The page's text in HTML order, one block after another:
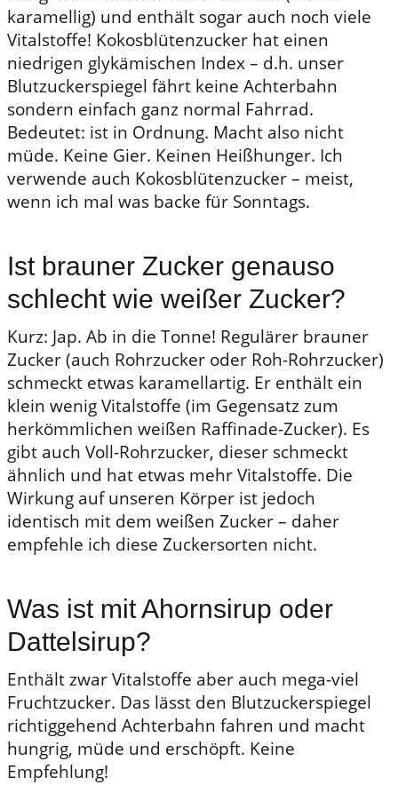
karamellig) und enthält sogar auch noch viele
Vitalstoffe! Kokosblütenzucker hat einen
niedrigen glykämischen Index – d.h. unser
Blutzuckerspiegel fährt keine Achterbahn
sondern einfach ganz normal Fahrrad.
Bedeutet: ist in Ordnung. Macht also nicht
müde. Keine Gier. Keinen Heißhunger. Ich
verwende auch Kokosblütenzucker – meist,
wenn ich mal was backe für Sonntags.
Ist brauner Zucker genauso
schlecht wie weißer Zucker?
Kurz: Jap. Ab in die Tonne! Regulärer brauner
Zucker (auch Rohrzucker oder Roh-Rohrzucker)
schmeckt etwas karamellartig. Er enthält ein
klein wenig Vitalstoffe (im Gegensatz zum
herkömmlichen weißen Raffinade-Zucker). Es
gibt auch Voll-Rohrzucker, dieser schmeckt
ähnlich und hat etwas mehr Vitalstoffe. Die
Wirkung auf unseren Körper ist jedoch
identisch mit dem weißen Zucker – daher
empfehle ich diese Zuckersorten nicht.
Was ist mit Ahornsirup oder
Dattelsirup?
Enthält zwar Vitalstoffe aber auch mega-viel
Fruchtzucker. Das lässt den Blutzuckerspiegel
richtiggehend Achterbahn fahren und macht
hungrig, müde und erschöpft. Keine
Empfehlung!